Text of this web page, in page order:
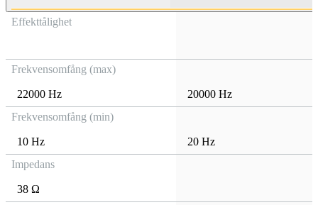
Effekttålighet
Frekvensomfång (max)
22000 Hz
20000 Hz
Frekvensomfång (min)
10 Hz
20 Hz
Impedans
38 Ω